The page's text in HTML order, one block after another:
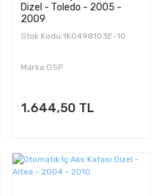
Dizel - Toledo - 2005 -
2009
Stok Kodu:1K0498103E-10
Marka:GSP
1.644,50 TL